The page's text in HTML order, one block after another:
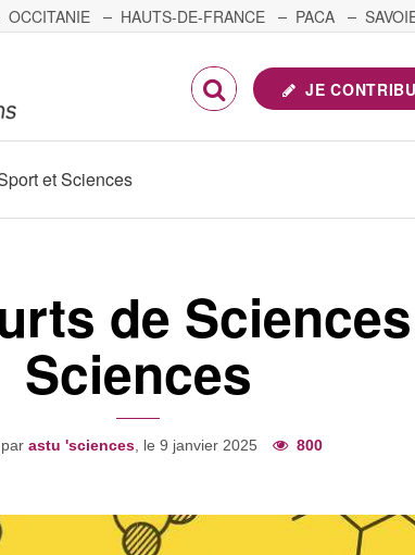
OCCITANIE HAUTS-DE-FRANCE PACA
JE
et Sciences
de
Sciences
astu 'sciences, le 9 janvier 2025 800